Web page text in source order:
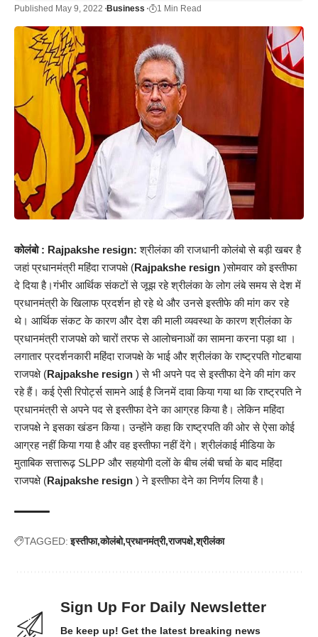
Published May 9, 2022 Business 1 Min Read
कोलंबो : Rajpakshe resign: श्रीलंका की राजधानी कोलंबो से बड़ी खबर है
जहां प्रधानमंत्री महिंदा राजपक्षे (Rajpakshe resign )सोमवार को इस्तीफा
दे दिया है।गंभीर आर्थिक संकटों से जूझ रहे श्रीलंका के लोग लंबे समय से देश में
प्रधानमंत्री के खिलाफ प्रदर्शन हो रहे थे और उनसे इस्तीफे की मांग कर रहे
थे। आर्थिक संकट के कारण और देश की माली व्यवस्था के कारण श्रीलंका के
प्रधानमंत्री राजपक्षे को चारों तरफ से आलोचनाओं का सामना करना पड़ा था ।
लगातार प्रदर्शनकारी महिंदा राजपक्षे के भाई और श्रीलंका के राष्ट्रपति गोटबाया
राजपक्षे (Rajpakshe resign ) से भी अपने पद से इस्तीफा देने की मांग कर
रहे हैं। कई ऐसी रिपोर्ट्स सामने आई है जिनमें दावा किया गया था कि राष्ट्रपति ने
प्रधानमंत्री से अपने पद से इस्तीफा देने का आग्रह किया है। लेकिन महिंदा
राजपक्षे ने इसका खंडन किया। उन्होंने कहा कि राष्ट्रपति की ओर से ऐसा कोई
आग्रह नहीं किया गया है और वह इस्तीफा नहीं देंगे। श्रीलंकाई मीडिया के
मुताबिक सत्तारूढ़ SLPP और सहयोगी दलों के बीच लंबी चर्चा के बाद महिंदा
राजपक्षे (Rajpakshe resign ) ने इस्तीफा देने का निर्णय लिया है।
TAGGED: इस्तीफा कोलंबो प्रधानमंत्री राजपक्षे श्रीलंका
Sign Up For Daily Newsletter
Be keep up! Get the latest breaking news